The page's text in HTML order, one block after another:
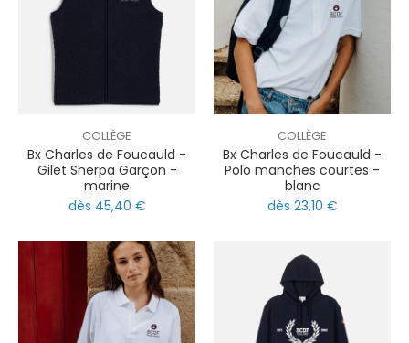
COLLÈGE
Bx Charles de Foucauld -
Gilet Sherpa Garçon -
marine
dès 45,40 €
COLLÈGE
Bx Charles de Foucauld -
Polo manches courtes -
blanc
dès 23,10 €